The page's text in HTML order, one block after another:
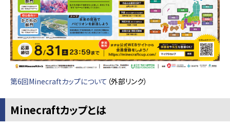
第6回Minecraftカップについて （外部リンク）
Minecraftカップとは